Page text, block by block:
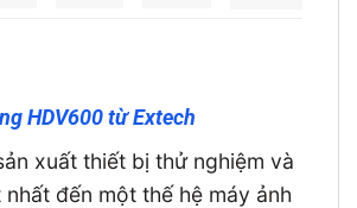
HDV600 từ Extech
xuất thiết bị thử nghiệm và
đến một thế hệ máy ảnh